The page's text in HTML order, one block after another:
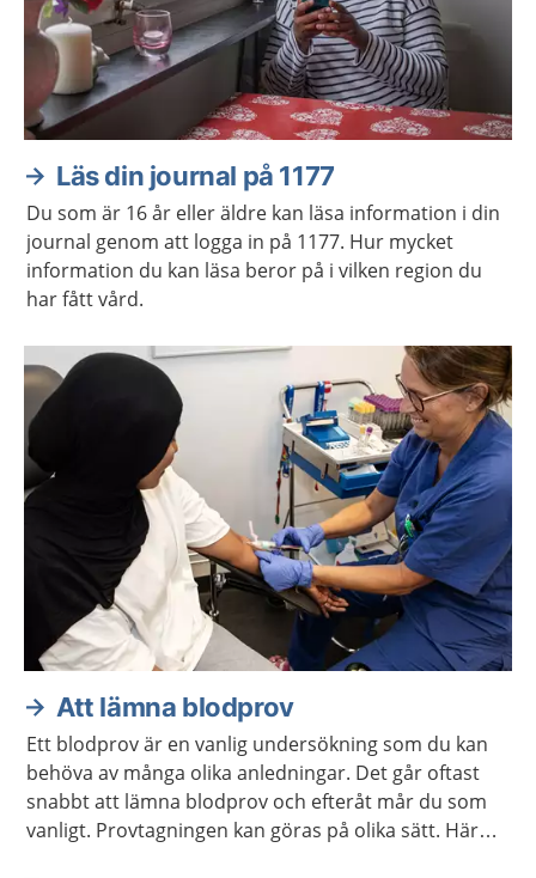
Läs din journal på 1177
Du som är 16 år eller äldre kan läsa information i din
journal genom att logga in på 1177. Hur mycket
information du kan läsa beror på i vilken region du
har fått vård.
Att lämna blodprov
Ett blodprov är en vanlig undersökning som du kan
behöva av många olika anledningar. Det går oftast
snabbt att lämna blodprov och efteråt mår du som
vanligt. Provtagningen kan göras på olika sätt. Här